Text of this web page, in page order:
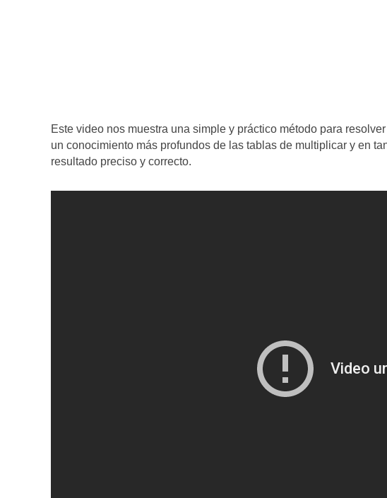
Este video nos muestra una simple y práctico método para
un conocimiento más profundos de las tablas de multiplicar y en
resultado preciso y correcto.